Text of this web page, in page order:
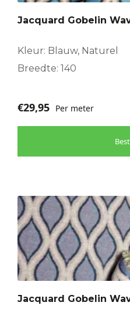
Jacquard Gobelin
Kleur: Blauw, Naturel
Breedte: 140
€29,95 Per meter
Jacquard Gobelin